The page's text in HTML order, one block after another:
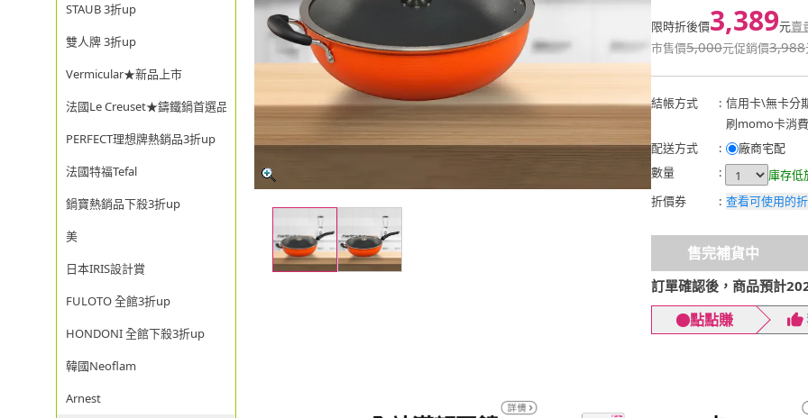
STAUB 3折up
雙人牌 3折up
Vermicular★新品上市
法國Le Creuset★鑄鐵鍋首選品牌
PERFECT理想牌熱銷品3折up
法國特福Tefal
鍋寶熱銷品下殺3折up
美
日本IRIS設計賞
FULOTO 全館3折up
HONDONI 全館下殺3折up
韓國Neoflam
Arnest
限時折後價3,389元賣
市售價5,000元促銷價3,988
結帳方式 : 信用卡\無卡分
刷momo卡消
配送方式
:
廠商宅配
數量
: 庫存低
折價券
: 查看可使用的
售完補貨中
訂單確認後，商品預計
點點賺